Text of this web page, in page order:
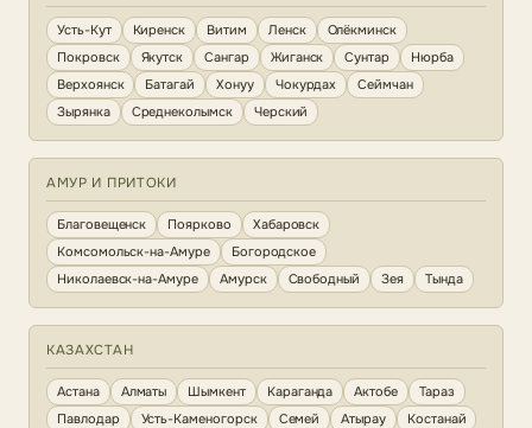
Усть-Кут Киренск Витим Ленск
Олёкминск
Покровск
Якутск Сангар Жиганск Сунтар
Нюрба
Верхоянск
Батагай Хонуу Чокурдах
Сеймчан
Зырянка
Среднеколымск Черский
АМУР И ПРИТОКИ
Благовещенск Поярково
Хабаровск
Комсомольск-на-Амуре
Богородское
Николаевск-на-Амуре
Амурск Свободный Зея Тында
КАЗАХСТАН
Астана Алматы Шымкент Караганда Актобе
Тараз
Павлодар
Усть-Каменогорск Семей Атырау
Костанай